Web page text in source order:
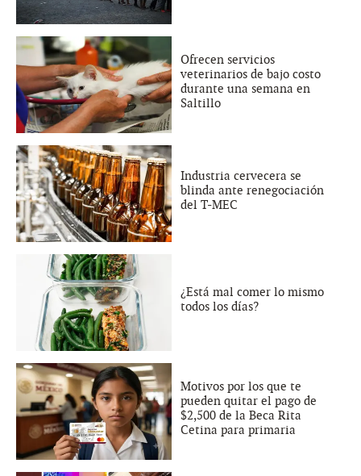
Ofrecen servicios
veterinarios de bajo costo
durante una semana en
Saltillo
Industria cervecera se
blinda ante renegociación
del T-MEC
¿Está mal comer lo mismo
todos los días?
Motivos por los que te
pueden quitar el pago de
$2,500 de la Beca Rita
Cetina para primaria